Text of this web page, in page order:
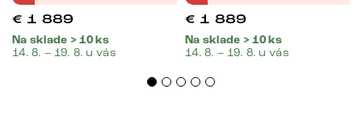
€ 1 889
Na sklade > 10 ks
14. 8. – 19. 8. u vás
€ 1 889
Na sklade > 10 ks
14. 8. – 19. 8. u vás